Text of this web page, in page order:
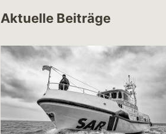
Aktuelle Beiträge